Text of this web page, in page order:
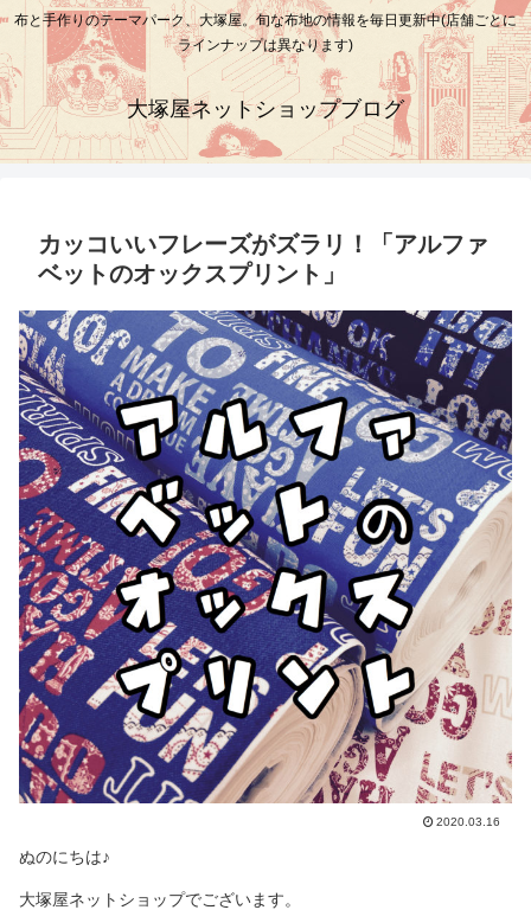
布と手作りのテーマパーク、大塚屋。旬な布地の情報を毎日更新中(店舗ごとに
ラインナップは異なります)
大塚屋ネットショップブログ
カッコいいフレーズがズラリ！「アルファ
ベットのオックスプリント」
2020.03.16
ぬのにちは♪
大塚屋ネットショップでございます。